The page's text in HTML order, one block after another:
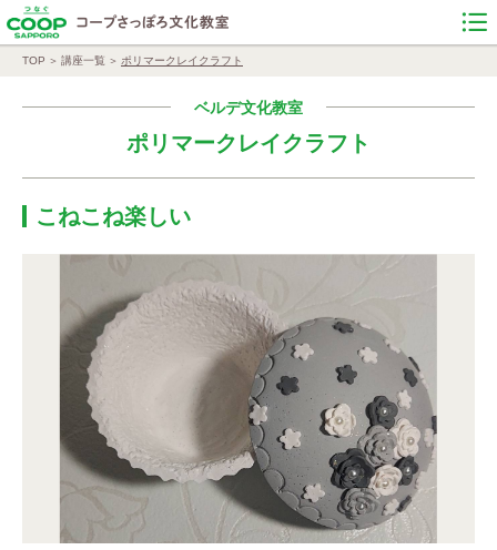
TOP 講座一覧 ポリマークレイクラフト
ベルデ文化教室
ポリマークレイクラフト
こねこね楽しい